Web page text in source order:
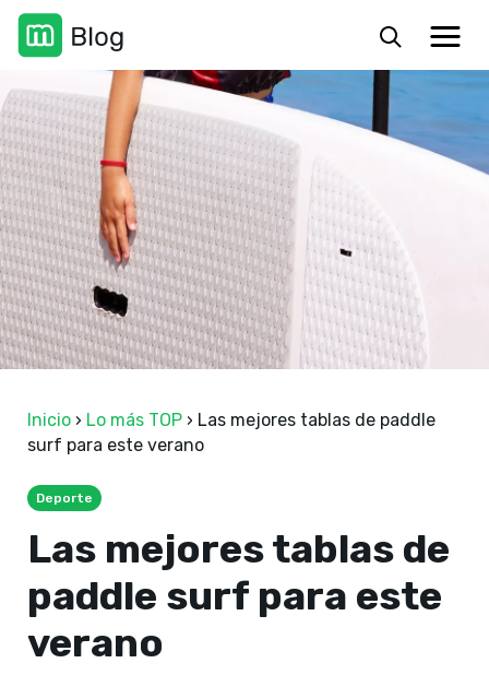
Inicio › Lo más TOP › Las mejores tablas de paddle
surf para este verano
Deporte
Las mejores tablas de
paddle surf para este
verano